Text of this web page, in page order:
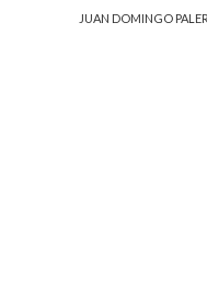
JUAN DOMINGO